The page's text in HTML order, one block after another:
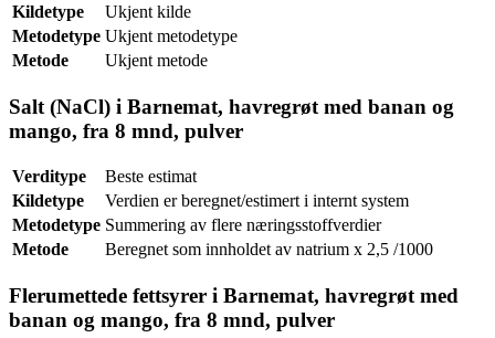
Kildetype
Ukjent kilde
Metodetype Ukjent metodetype
Metode
Ukjent metode
Salt (NaCl) i Barnemat, havregrøt med banan og
mango, fra 8 mnd, pulver
Verditype
Beste estimat
Kildetype
Verdien er beregnet/estimert i internt system
Metodetype Summering av flere næringsstoffverdier
Metode
Beregnet som innholdet av natrium x 2,5 /1000
Flerumettede fettsyrer i Barnemat, havregrøt med
banan og mango, fra 8 mnd, pulver